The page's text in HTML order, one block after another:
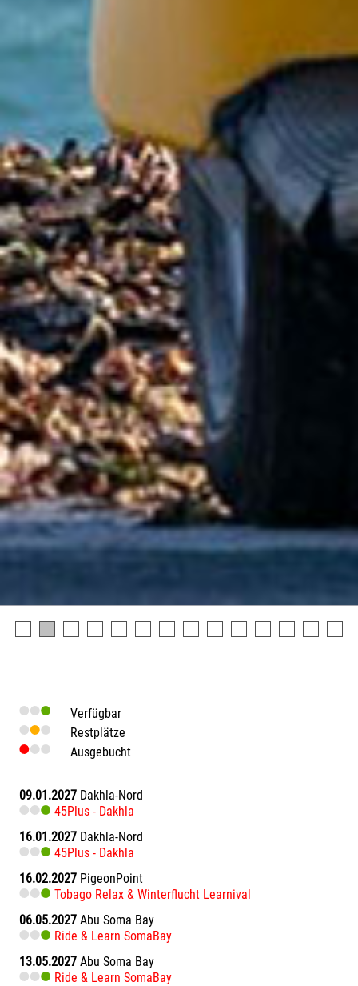
Verfügbar
Restplätze
Ausgebucht
09.01.2027 Dakhla-Nord
45Plus - Dakhla
16.01.2027 Dakhla-Nord
45Plus - Dakhla
16.02.2027 PigeonPoint
Tobago Relax & Winterflucht Learnival
06.05.2027 Abu Soma Bay
Ride & Learn SomaBay
13.05.2027 Abu Soma Bay
Ride & Learn SomaBay